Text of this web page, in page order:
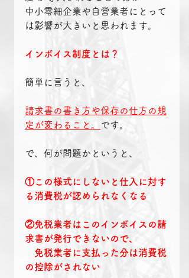
中小零細企業や自営業者にとって
は影響が大きいと思われます。
インボイス制度とは？
簡単に言うと、
請求書の書き方や保存の仕方の規
定が変わること。
です。
で、何が問題かというと、
①この様式にしないと仕入に対す
る消費税が認められなくなる
②免税業者はこのインボイスの請
求書が発行できないので、
免税業者に支払った分は消費税
の控除がされない